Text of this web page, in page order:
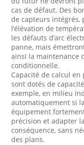
cas de défaut. Des
de capteurs
l’élévation de
les défauts d’arc
panne, mais
ainsi la maintenance
conditionnelle.
Capacité de calcul
sont dotés de
exemple, en milieu
automatiquement si
équipement
précision et adapter
conséquence, sans
des plans.